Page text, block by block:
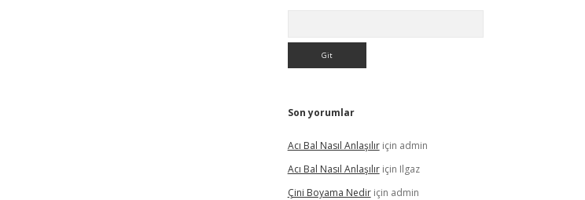
Son yorumlar
Acı Bal Nasıl Anlaşılıriçin admin
Acı Bal Nasıl Anlaşılıriçin Ilgaz
Çini Boyama Nediriçin admin